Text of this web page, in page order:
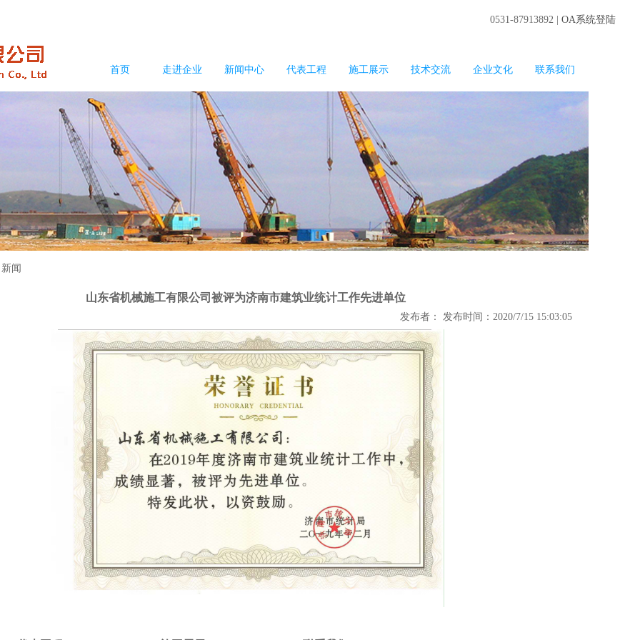
0531-87913892 |OA系统登陆
首页 走进企业 新闻中心 代表工程 施工展示 技术交流 企业文化 联系我们
闻
山东省机械施工有限公司被评为济南市建筑业统计工作先进单位
发布者： 发布时间：2020/7/15 15:03:05